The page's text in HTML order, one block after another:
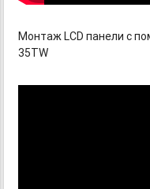
Монтаж LCD панели с
35TW